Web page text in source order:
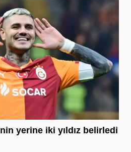
yerine iki yıldız belirledi